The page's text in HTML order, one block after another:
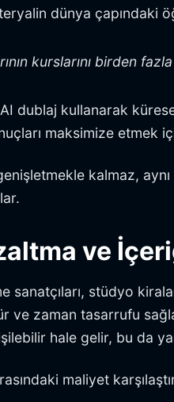
dünya çapındaki
kurslarını birden
dublaj kullanarak
maksimize
kalmaz,
ve
sanatçıları, stüdyo
zaman tasarrufu
hale gelir, bu da
maliyet